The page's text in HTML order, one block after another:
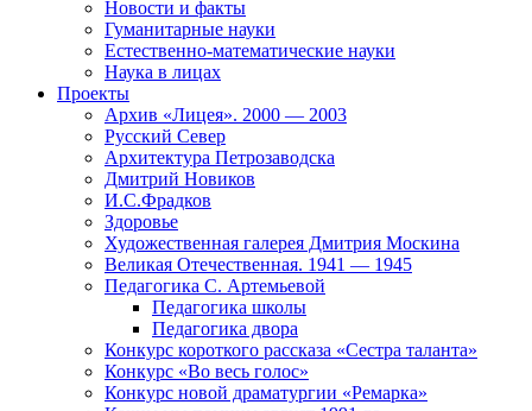
Новости и факты
Гуманитарные науки
Естественно-математические науки
Наука в лицах
Проекты
Архив «Лицея». 2000 — 2003
Русский Север
Архитектура Петрозаводска
Дмитрий Новиков
И.С.Фрадков
Здоровье
Художественная галерея Дмитрия Москина
Великая Отечественная. 1941 — 1945
Педагогика С. Артемьевой
Педагогика школы
Педагогика двора
Конкурс короткого рассказа «Сестра таланта»
Конкурс «Во весь голос»
Конкурс новой драматургии «Ремарка»